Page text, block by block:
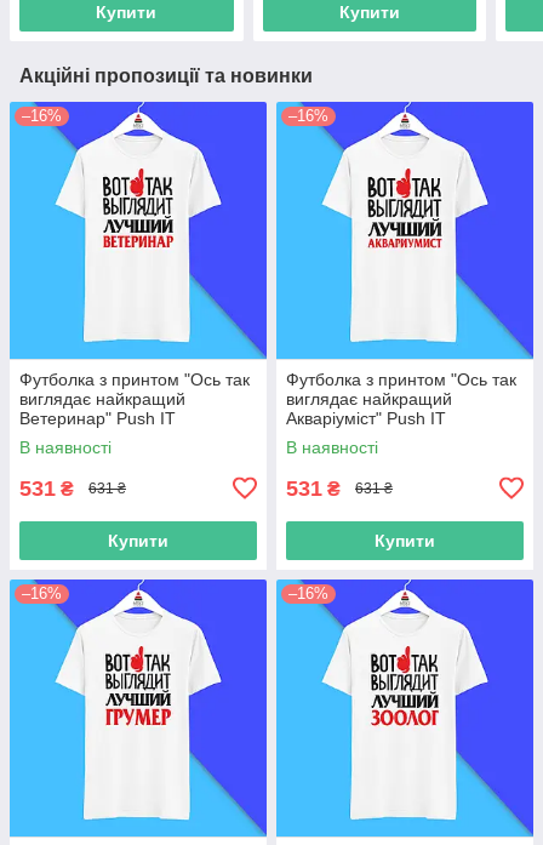
Купити Купити
Акційні пропозиції та новинки
–16%
Футболка з принтом "Ось так
виглядає найкращий
Ветеринар" Push IT
В наявності
531 ₴ 631 ₴
Купити
–16%
Футболка з принтом "Ось так
виглядає найкращий
Акваріуміст" Push IT
В наявності
531 ₴ 631 ₴
Купити
–16% –16%